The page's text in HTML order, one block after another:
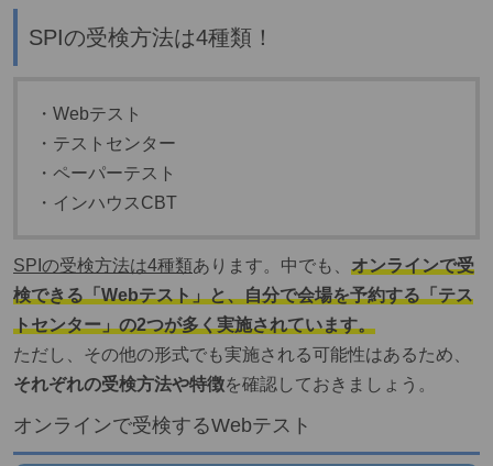
SPIの受検方法は4種類！
・Webテスト
・テストセンター
・ペーパーテスト
・インハウスCBT
SPIの受検方法は4種類あります。中でも、 オンラインで受
検できる「Webテスト」と、自分で会場を予約する「テス
トセンター」の2つが多く実施されています。
ただし、その他の形式でも実施される可能性はあるため、
それぞれの受検方法や特徴を確認しておきましょう。
オンラインで受検するWebテスト